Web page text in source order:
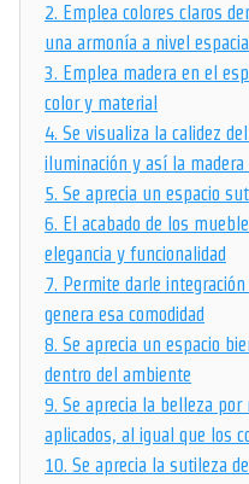
2. Emplea colores claros
una armonía a nivel espacial
3. Emplea madera en el
color y material
4. Se visualiza la calidez
iluminación y así la madera
5. Se aprecia un espacio
6. El acabado de los
elegancia y funcionalidad
7. Permite darle
genera esa comodidad
8. Se aprecia un espacio
dentro del ambiente
9. Se aprecia la belleza
aplicados, al igual que los
10. Se aprecia la sutileza